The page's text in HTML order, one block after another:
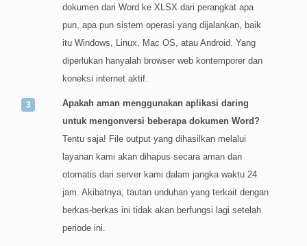
dokumen dari Word ke XLSX dari perangkat apa
pun, apa pun sistem operasi yang dijalankan, baik
itu Windows, Linux, Mac OS, atau Android. Yang
diperlukan hanyalah browser web kontemporer dan
koneksi internet aktif.
Apakah aman menggunakan aplikasi daring
untuk mengonversi beberapa dokumen Word?
Tentu saja! File output yang dihasilkan melalui
layanan kami akan dihapus secara aman dan
otomatis dari server kami dalam jangka waktu 24
jam. Akibatnya, tautan unduhan yang terkait dengan
berkas-berkas ini tidak akan berfungsi lagi setelah
periode ini.